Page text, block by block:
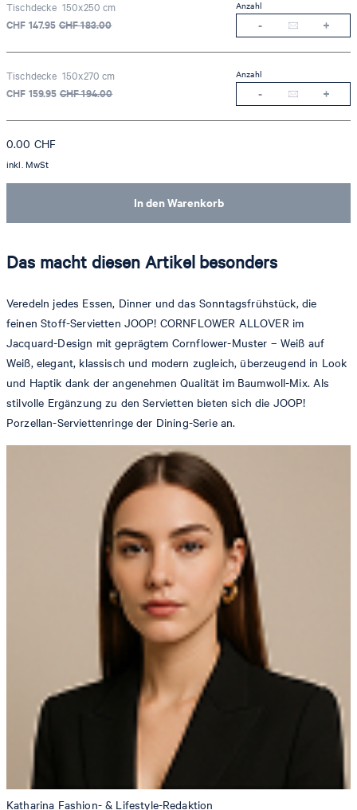
Tischdecke 150x250 cm
CHF 147.95 CHF 183.00
Anzahl
Tischdecke 150x270 cm
CHF 159.95 CHF 194.00
Anzahl
In den Warenkorb
0.00 CHF
inkl. MwSt
Das macht diesen Artikel besonders
Veredeln jedes Essen, Dinner und das Sonntagsfrühstück, die
feinen Stoff-Servietten JOOP! CORNFLOWER ALLOVER im
Jacquard-Design mit geprägtem Cornflower-Muster – Weiß auf
Weiß, elegant, klassisch und modern zugleich, überzeugend in Look
und Haptik dank der angenehmen Qualität im Baumwoll-Mix. Als
stilvolle Ergänzung zu den Servietten bieten sich die JOOP!
Porzellan-Serviettenringe der Dining-Serie an.
Katharina Fashion- & Lifestyle-Redaktion